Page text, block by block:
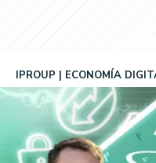
IPROUP ECONOMÍA